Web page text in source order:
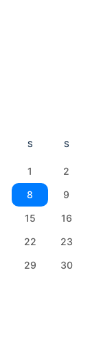
S S
1
2
8
9
15
16
22
23
29
30